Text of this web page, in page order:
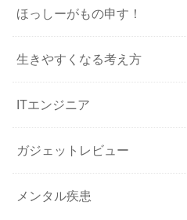
ほっしーがもの申す！
生きやすくなる考え方
ITエンジニア
ガジェットレビュー
メンタル疾患